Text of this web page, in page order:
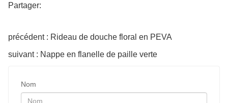
Partager:
précédent : Rideau de douche floral en PEVA
suivant : Nappe en flanelle de paille verte
Nom